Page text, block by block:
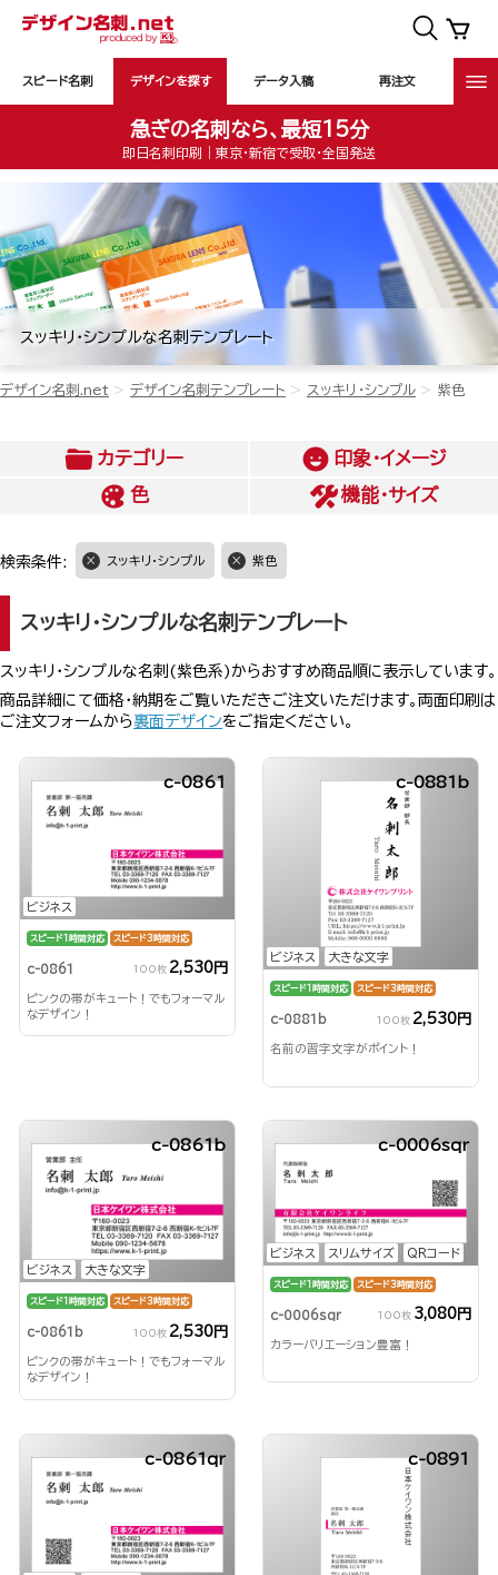
スピード名刺 デザインを探す データ入稿 再注文
急ぎの名刺なら、最短15分
即日名刺印刷｜東京・新宿で受取・全国発送
スッキリ・シンプルな名刺テンプレート
デザイン名刺.net デザイン名刺テンプレート スッキリ・シンプル 紫色
カテゴリー
印象・イメージ
色
機能・サイズ
検索条件: スッキリ・シンプル 紫色
スッキリ・シンプルな名刺テンプレート
スッキリ・シンプルな名刺(紫色系)からおすすめ商品順に表示しています。
商品詳細にて価格・納期をご覧いただきご注文いただけます。両面印刷は
ご注文フォームから裏面デザインをご指定ください。
ビジネス
c-0861
スピード1時間対応 スピード3時間対応
c-0861 100枚 2,530円
ピンクの帯がキュート！でもフォーマル
なデザイン！
ビジネス 大きな文字
c-0881b
スピード1時間対応 スピード3時間対応
c-0881b 100枚 2,530円
名前の習字文字がポイント！
ビジネス 大きな文字
c-0861b
スピード1時間対応 スピード3時間対応
c-0861b 100枚 2,530円
ピンクの帯がキュート！でもフォーマル
なデザイン！
ビジネス スリムサイズ QRコード
c-0006sqr
スピード1時間対応 スピード3時間対応
c-0006sqr 100枚 3,080円
カラーバリエーション豊富！
c-0861qr c-0891